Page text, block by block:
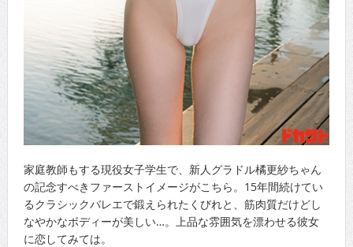
家庭教師もする現役女子学生で、新人グラドル橘更紗ちゃん
の記念すべきファーストイメージがこちら。15年間続けてい
るクラシックバレエで鍛えられたくびれと、筋肉質だけどし
なやかなボディーが美しい…。上品な雰囲気を漂わせる彼女
に恋してみては。